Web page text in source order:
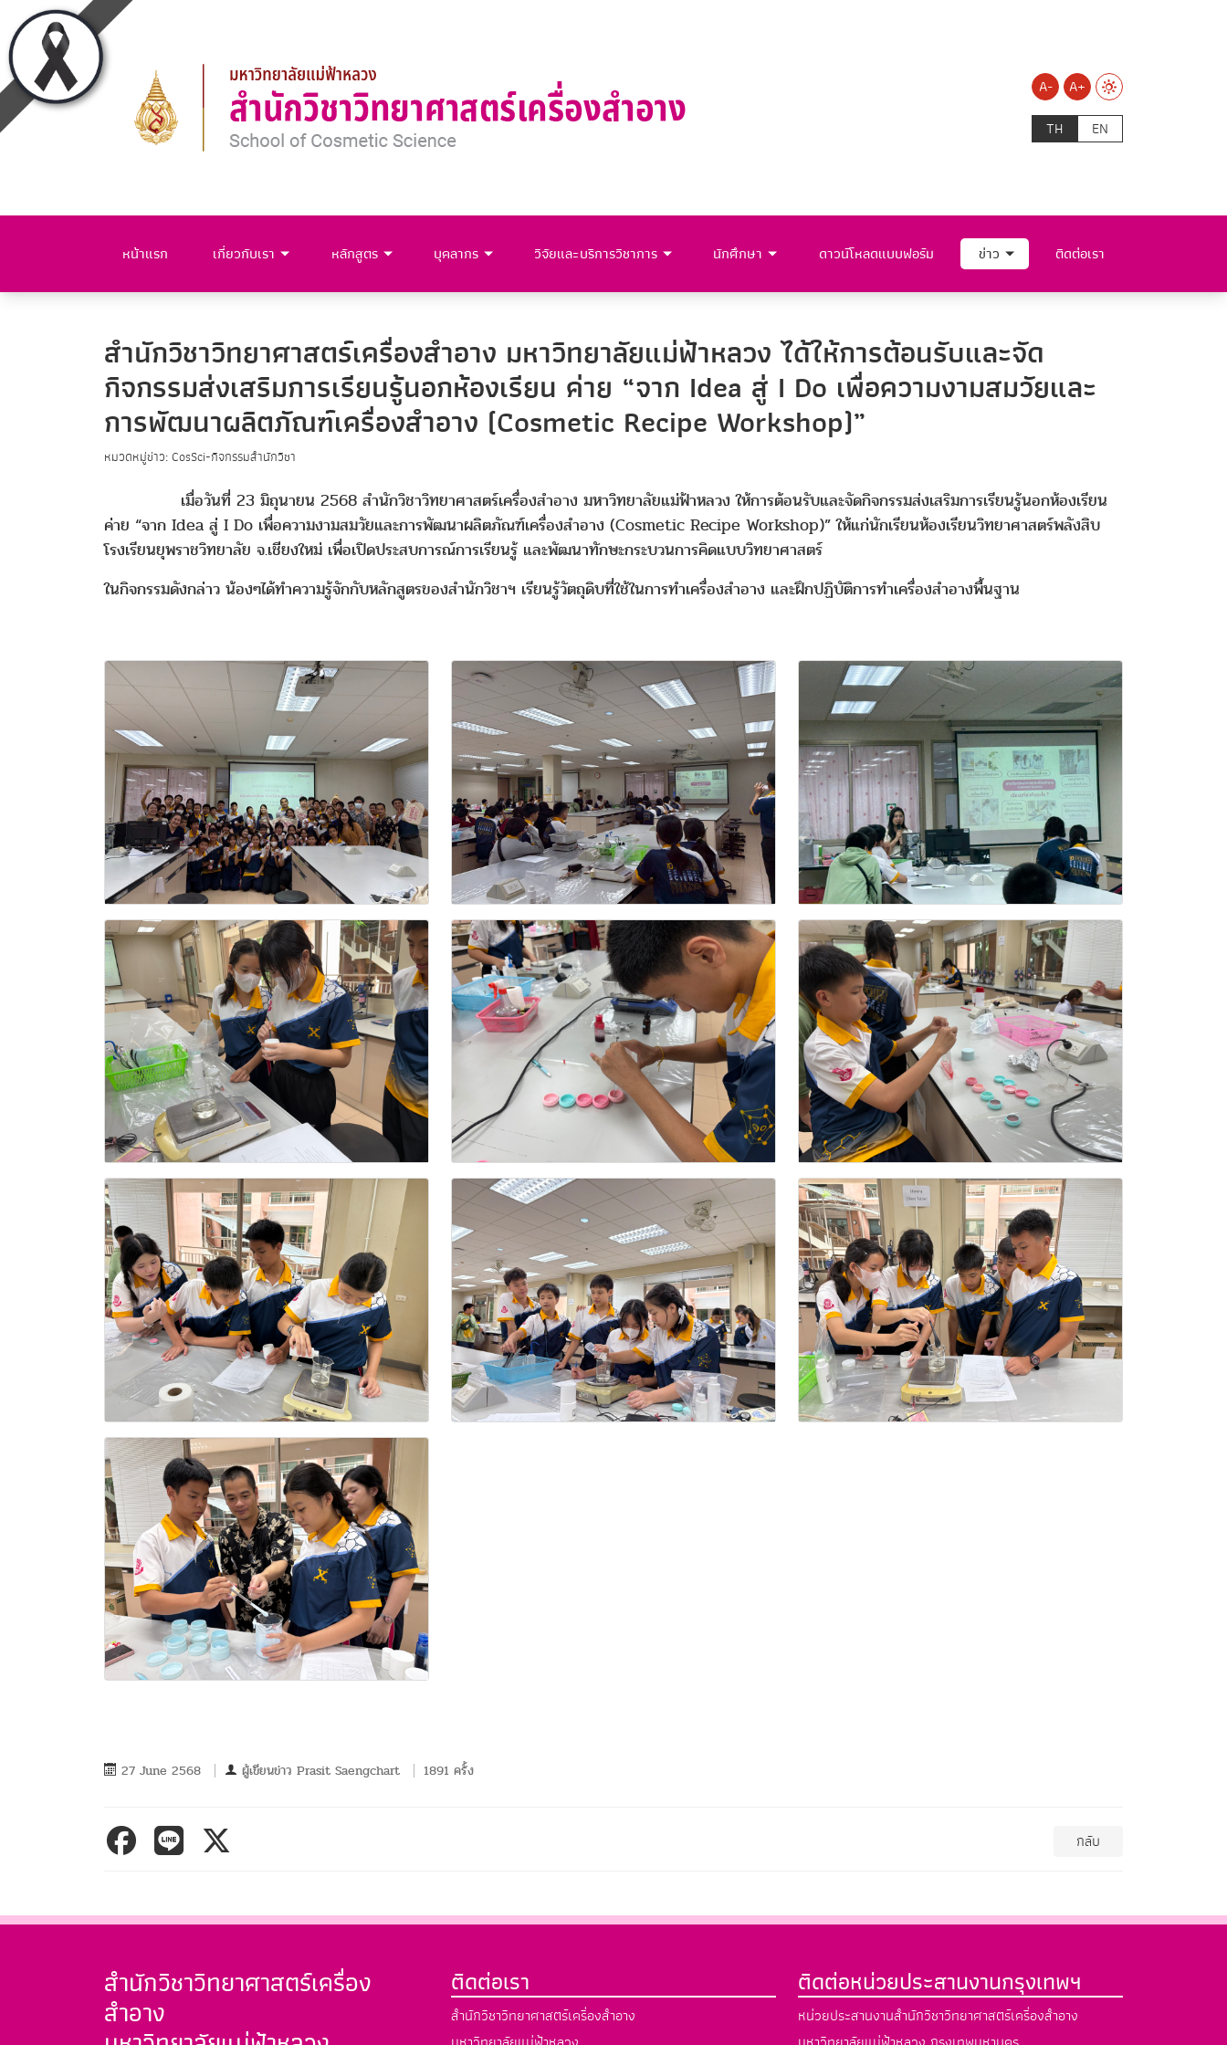
A-
A+
TH
EN
หน้าแรก เกี่ยวกับเรา หลักสูตร บุคลากร วิจัยและบริการวิชาการ นักศึกษา ดาวน์โหลดแบบฟอร์ม ข่าว ติดต่อเรา
สำนักวิชาวิทยาศาสตร์เครื่องสำอาง มหาวิทยาลัยแม่ฟ้าหลวง ได้ให้การต้อนรับและจัด
กิจกรรมส่งเสริมการเรียนรู้นอกห้องเรียน ค่าย “จาก Idea สู่ I Do เพื่อความงามสมวัยและ
การพัฒนาผลิตภัณฑ์เครื่องสำอาง (Cosmetic Recipe Workshop)”
หมวดหมู่ข่าว: CosSci-กิจกรรมสำนักวิชา
เมื่อวันที่ 23 มิถุนายน 2568 สำนักวิชาวิทยาศาสตร์เครื่องสำอาง มหาวิทยาลัยแม่ฟ้าหลวง ให้การต้อนรับและจัดกิจกรรมส่งเสริมการเรียนรู้นอกห้องเรียน
ค่าย “จาก Idea สู่ I Do เพื่อความงามสมวัยและการพัฒนาผลิตภัณฑ์เครื่องสำอาง (Cosmetic Recipe Workshop)” ให้แก่นักเรียนห้องเรียนวิทยาศาสตร์พลังสิบ
โรงเรียนยุพราชวิทยาลัย จ.เชียงใหม่ เพื่อเปิดประสบการณ์การเรียนรู้ และพัฒนาทักษะกระบวนการคิดแบบวิทยาศาสตร์
ในกิจกรรมดังกล่าว น้องๆได้ทำความรู้จักกับหลักสูตรของสำนักวิชาฯ เรียนรู้วัตถุดิบที่ใช้ในการทำเครื่องสำอาง และฝึกปฏิบัติการทำเครื่องสำอางพื้นฐาน
27 June 2568 ผู้เขียนข่าว Prasit Saengchart 1891 ครั้ง
กลับ
สำนักวิชาวิทยาศาสตร์เครื่อง
สำอาง
ติดต่อเรา
สำนักวิชาวิทยาศาสตร์เครื่องสำอาง
ติดต่อหน่วยประสานงานกรุงเทพฯ
หน่วยประสานงานสำนักวิชาวิทยาศาสตร์เครื่องสำอาง